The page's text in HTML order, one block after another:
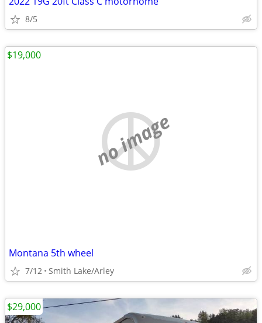
8/5
no image
Montana 5th wheel
7/12 Smith Lake/Arley
$19,000
$29,000